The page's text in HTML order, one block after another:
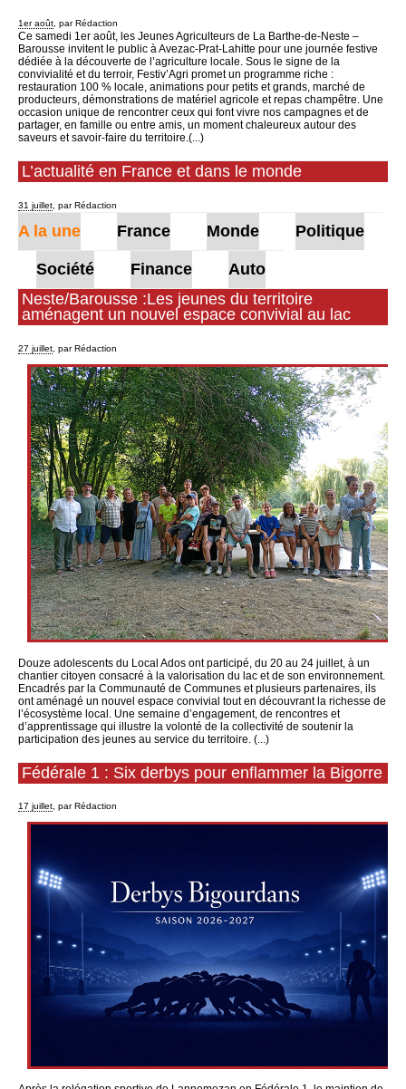
1er août, par Rédaction
Ce samedi 1er août, les Jeunes Agriculteurs de La Barthe-de-Neste –
Barousse invitent le public à Avezac-Prat-Lahitte pour une journée festive
dédiée à la découverte de l’agriculture locale. Sous le signe de la
convivialité et du terroir, Festiv’Agri promet un programme riche :
restauration 100 % locale, animations pour petits et grands, marché de
producteurs, démonstrations de matériel agricole et repas champêtre. Une
occasion unique de rencontrer ceux qui font vivre nos campagnes et de
partager, en famille ou entre amis, un moment chaleureux autour des
saveurs et savoir-faire du territoire.(...)
L’actualité en France et dans le monde
31 juillet, par Rédaction
A la une France Monde Politique
Société Finance
Auto
Neste/Barousse :Les jeunes du territoire
aménagent un nouvel espace convivial au lac
27 juillet, par Rédaction
Douze adolescents du Local Ados ont participé, du 20 au 24 juillet, à un
chantier citoyen consacré à la valorisation du lac et de son environnement.
Encadrés par la Communauté de Communes et plusieurs partenaires, ils
ont aménagé un nouvel espace convivial tout en découvrant la richesse de
l’écosystème local. Une semaine d’engagement, de rencontres et
d’apprentissage qui illustre la volonté de la collectivité de soutenir la
participation des jeunes au service du territoire. (...)
Fédérale 1 : Six derbys pour enflammer la Bigorre
17 juillet, par Rédaction